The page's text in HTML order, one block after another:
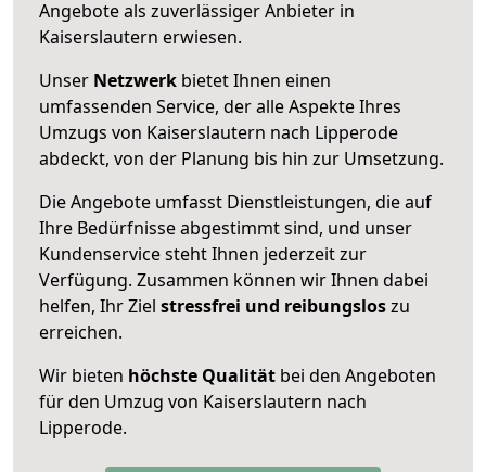
Angebote als zuverlässiger Anbieter in
Kaiserslautern erwiesen.
Unser Netzwerk bietet Ihnen einen
umfassenden Service, der alle Aspekte Ihres
Umzugs von Kaiserslautern nach Lipperode
abdeckt, von der Planung bis hin zur Umsetzung.
Die Angebote umfasst Dienstleistungen, die auf
Ihre Bedürfnisse abgestimmt sind, und unser
Kundenservice steht Ihnen jederzeit zur
Verfügung. Zusammen können wir Ihnen dabei
helfen, Ihr Ziel stressfrei und reibungsloszu
erreichen.
Wir bieten höchste Qualität bei den Angeboten
für den Umzug von Kaiserslautern nach
Lipperode.